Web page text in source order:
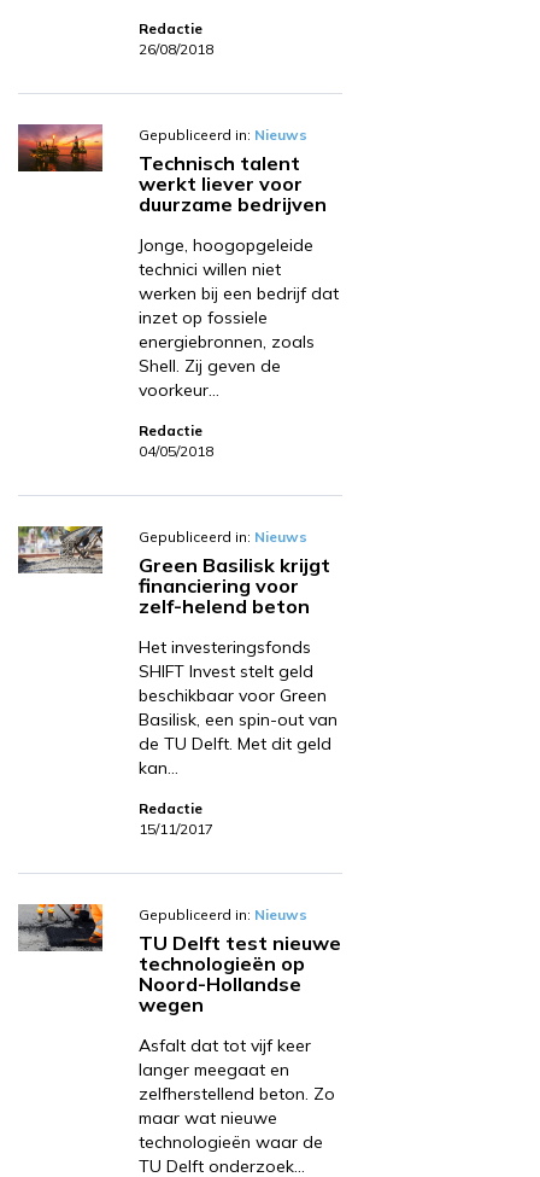
Redactie
26/08/2018
Gepubliceerd in: Nieuws
Technisch talent
werkt liever voor
duurzame bedrijven
Jonge, hoogopgeleide
technici willen niet
werken bij een bedrijf dat
inzet op fossiele
energiebronnen, zoals
Shell. Zij geven de
voorkeur…
Redactie
04/05/2018
Gepubliceerd in: Nieuws
Green Basilisk krijgt
financiering voor
zelf-helend beton
Het investeringsfonds
SHIFT Invest stelt geld
beschikbaar voor Green
Basilisk, een spin-out van
de TU Delft. Met dit geld
kan…
Redactie
15/11/2017
Gepubliceerd in: Nieuws
TU Delft test nieuwe
technologieën op
Noord-Hollandse
wegen
Asfalt dat tot vijf keer
langer meegaat en
zelfherstellend beton. Zo
maar wat nieuwe
technologieën waar de
TU Delft onderzoek…